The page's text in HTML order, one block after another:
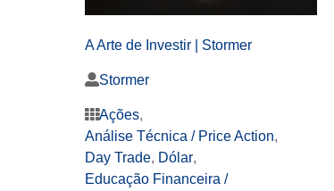
A Arte de Investir | Stormer
Stormer
Ações,
Análise Técnica / Price Action,
Day Trade, Dólar,
Educação Financeira /